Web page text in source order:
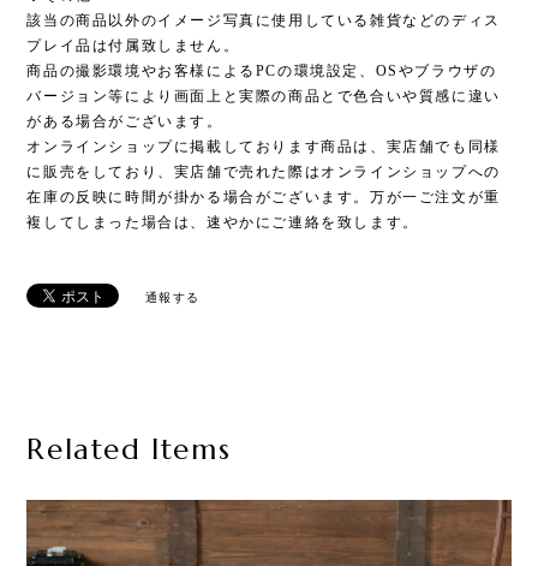
該当の商品以外のイメージ写真に使用している雑貨などのディス
プレイ品は付属致しません。
商品の撮影環境やお客様によるPCの環境設定、OSやブラウザの
バージョン等により画面上と実際の商品とで色合いや質感に違い
がある場合がございます。
オンラインショップに掲載しております商品は、実店舗でも同様
に販売をしており、実店舗で売れた際はオンラインショップへの
在庫の反映に時間が掛かる場合がございます。万が一ご注文が重
複してしまった場合は、速やかにご連絡を致します。
通報する
Related Items